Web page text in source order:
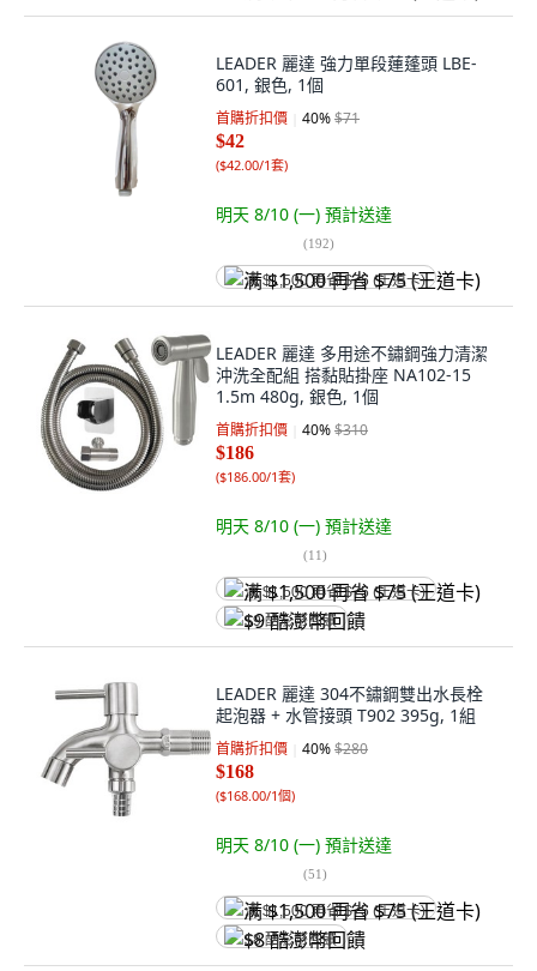
LEADER 麗達 強力單段蓮蓬頭 LBE-
601, 銀色, 1個
首購折扣價 40%$71
$42
($42.00/1套)
明天 8/10 (一) 預計送達
(192)
满 $1,500 再省 $75 (王道卡)
LEADER 麗達 多用途不鏽鋼強力清潔
沖洗全配組 搭黏貼掛座 NA102-15
1.5m 480g, 銀色, 1個
首購折扣價 40%$310
$186
($186.00/1套)
明天 8/10 (一) 預計送達
(11)
满 $1,500 再省 $75 (王道卡)
$9 酷澎幣回饋
LEADER 麗達 304不鏽鋼雙出水長栓
起泡器 + 水管接頭 T902 395g, 1組
首購折扣價 40%$280
$168
($168.00/1個)
明天 8/10 (一) 預計送達
(51)
满 $1,500 再省 $75 (王道卡)
$8 酷澎幣回饋